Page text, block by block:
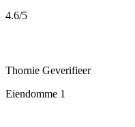
4.6/5
Thornie Geverifieer
Eiendomme 1